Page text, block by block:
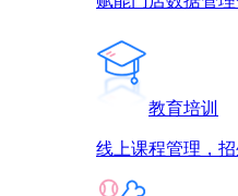
教育培训
线上课程管理，